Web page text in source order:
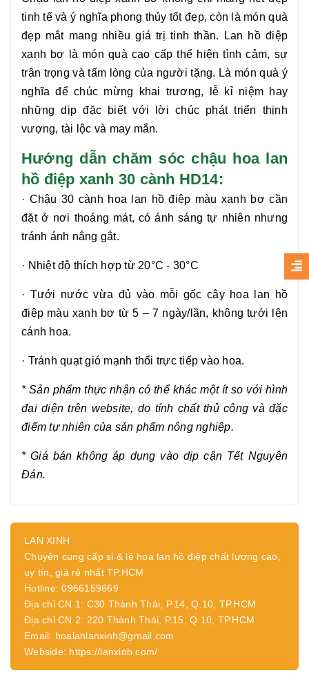
tinh tế và ý nghĩa phong thủy tốt đẹp, còn là món quà
đẹp mắt mang nhiều giá trị tinh thần.
Lan hồ điệp
xanh bơ là món quà cao cấp thể hiện tình cảm, sự
trân trọng và tấm lòng của người tặng. Là món quà ý
nghĩa để chúc mừng khai trương, lễ kỉ niệm hay
những dịp đặc biết với lời chúc phát triển thịnh
vượng, tài lộc và may mắn.
Hướng dẫn chăm sóc chậu hoa lan
hồ điệp xanh 30 cành HD14:
· Chậu 30 cành hoa lan hồ điệp màu xanh bơcần
đặt ở nơi thoáng mát, có ánh sáng tự nhiên nhưng
tránh ánh nắng gắt.
· Nhiệt độ thích hợp từ 20°C - 30°C
· Tưới nước vừa đủ vào mỗi gốc cây hoa lan hồ
điệp màu xanh bơ từ 5 – 7 ngày/lần, không tưới lên
cánh hoa.
· Tránh quạt gió mạnh thổi trực tiếp vào hoa.
* Sản phẩm thực nhận có thể khác một ít so với hình
đại diện trên website, do tính chất thủ công và đặc
điểm tự nhiên của sản phẩm nông nghiệp.
* Giá bán không áp dụng vào dịp cận Tết Nguyên
Đán.
LAN XINH
Chuyên cung cấp sỉ & lẻ hoa lan hồ điệp chất lượng cao,
uy tín, giá rẻ nhất TP.HCM
Hotline: 0966159669
Địa chỉ CN 1: C30 Thành Thái, P.14, Q.10, TP.HCM
Địa chỉ CN 2: 220 Thành Thái, P.15, Q.10, TP.HCM
Email: hoalanlanxinh@gmail.com
Webside: https://lanxinh.com/